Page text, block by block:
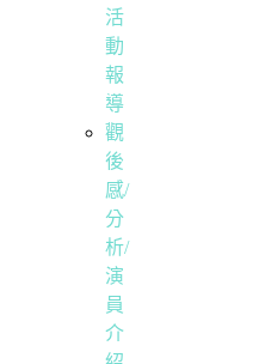
活
動
報
導
觀
後
感/
分
析/
演
員
介